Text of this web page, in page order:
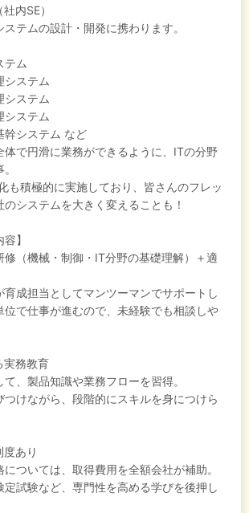
内SE）
テムの設計・開発に携わります。
テム
システム
システム
システム
幹システム など
体で円滑に業務ができるように、ITの分野
も積極的に実施しており、皆さんのフレッ
システムを大きく変えることも！
】
修（機械・制御・IT分野の基礎理解）＋適
育成担当としてマンツーマンでサポートし
位で仕事が進むので、未経験でも相談しや
務教育
、製品知識や業務フローを習得。
つけながら、段階的にスキルを身につけら
あり
ついては、取得費用を全額会社が補助。
定試験など、専門性を高める学びを後押し